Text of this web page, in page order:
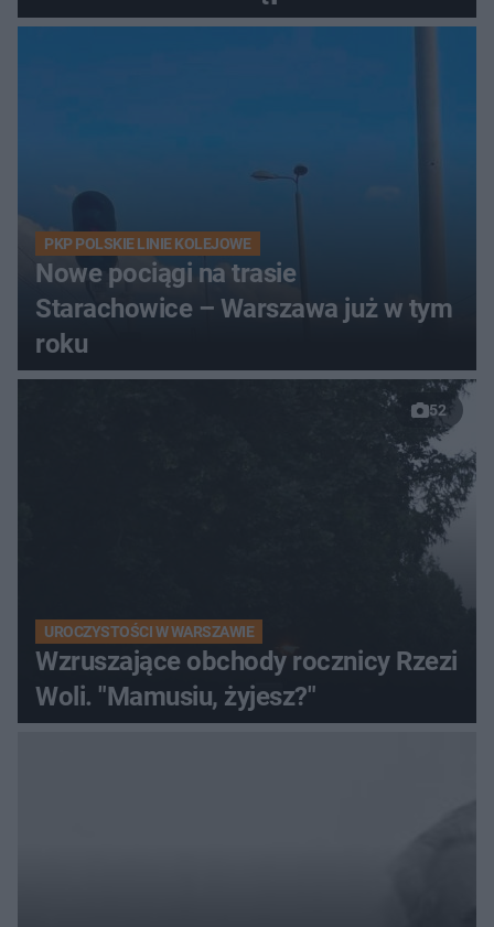
PKP POLSKIE LINIE KOLEJOWE
Nowe pociągi na trasie
Starachowice – Warszawa już w tym
roku
52
UROCZYSTOŚCI W WARSZAWIE
Wzruszające obchody rocznicy Rzezi
Woli. "Mamusiu, żyjesz?"